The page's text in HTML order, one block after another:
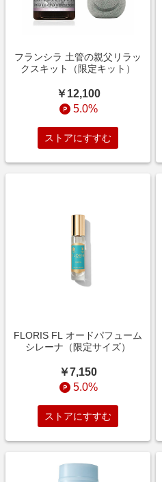
フランシラ 土管の親父リラッ
クスキット（限定キット）
￥12,100
5.0%
ストアにすすむ
FLORIS FL オードパフューム
シレーナ（限定サイズ）
￥7,150
5.0%
ストアにすすむ